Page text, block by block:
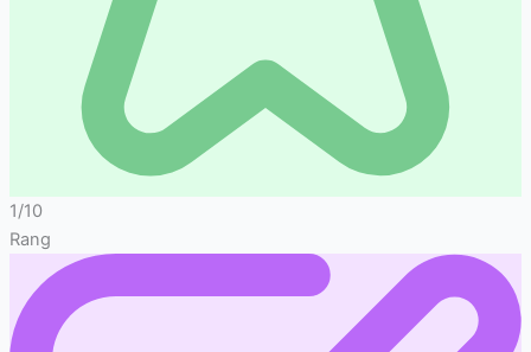
1/10
Rang